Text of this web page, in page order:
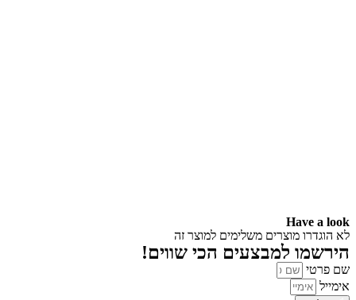
Have a look
לא הוגדרו מוצרים משלימים למוצר זה
הירשמו למבצעים הכי שווים!
שם פרטי
אימייל